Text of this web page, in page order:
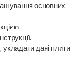
основних
укладати дані плити